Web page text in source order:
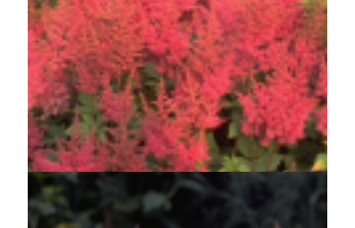
Spirea
Astilbe 'Federsee'